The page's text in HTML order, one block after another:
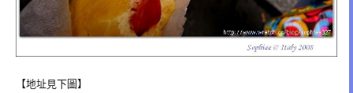
【地址見下圖】